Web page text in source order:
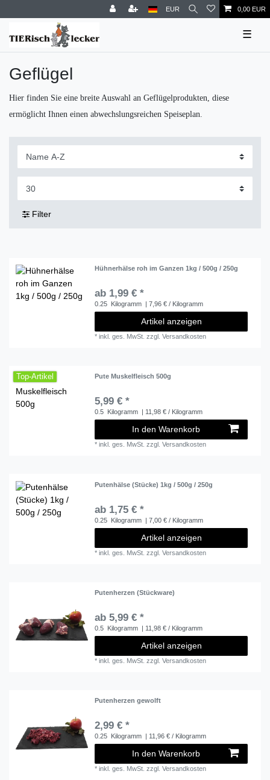
EUR 0,00 EUR
☰
Geflügel
Hier finden Sie eine breite Auswahl an Geflügelprodukten, diese
ermöglicht Ihnen einen abwechslungsreichen Speiseplan.
Filter
Hühnerhälse roh im Ganzen 1kg / 500g / 250g
ab 1,99 € *
0.25 Kilogramm | 7,96 € / Kilogramm
Artikel anzeigen
*inkl. ges. MwSt. zzgl.Versandkosten
Top-Artikel Pute Muskelfleisch 500g
5,99 € *
0.5 Kilogramm | 11,98 € / Kilogramm
In den Warenkorb
*inkl. ges. MwSt. zzgl.Versandkosten
Putenhälse (Stücke) 1kg / 500g / 250g
ab 1,75 € *
0.25 Kilogramm | 7,00 € / Kilogramm
Artikel anzeigen
*inkl. ges. MwSt. zzgl.Versandkosten
Putenherzen (Stückware)
ab 5,99 € *
0.5 Kilogramm | 11,98 € / Kilogramm
Artikel anzeigen
*inkl. ges. MwSt. zzgl.Versandkosten
Putenherzen gewolft
2,99 € *
0.25 Kilogramm | 11,96 € / Kilogramm
In den Warenkorb
*inkl. ges. MwSt. zzgl.Versandkosten